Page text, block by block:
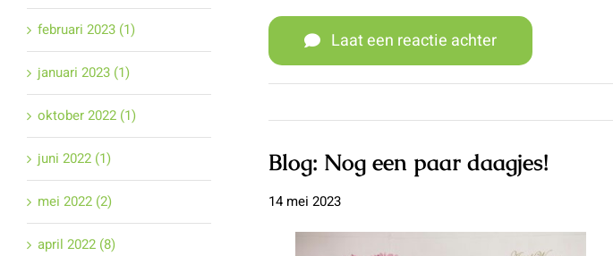
februari 2023 (1)
januari 2023 (1)
oktober 2022 (1)
juni 2022 (1)
mei 2022 (2)
april 2022 (8)
Laat een reactie achter
Blog: Nog een paar daagjes!
14 mei 2023